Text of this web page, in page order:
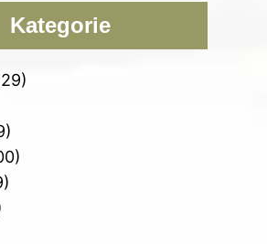
Kategorie